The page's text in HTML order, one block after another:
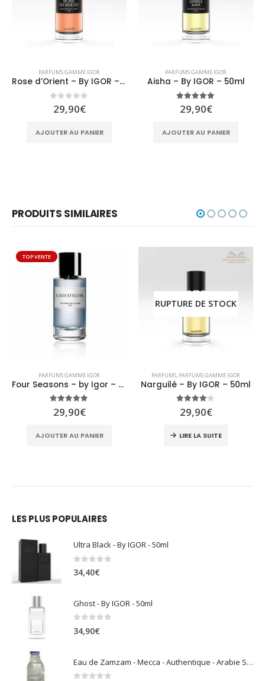
PARFUMS GAMME IGOR
Rose d’Orient – By IGOR – 50ml
0sur 5
29,90€
AJOUTER AU PANIER
PARFUMS GAMME IGOR
Aisha – By IGOR – 50ml
5.00 sur 5
29,90€
AJOUTER AU PANIER
PRODUITS SIMILAIRES
TOP VENTE
PARFUMS GAMME IGOR
Four Seasons – by Igor – 50ml
5.00 sur 5
29,90€
AJOUTER AU PANIER
RUPTURE DE STOCK
PARFUMS, PARFUMS GAMME IGOR
Narguilé – By IGOR – 50ml
4.00 sur 5
29,90€
LIRE LA SUITE
LES PLUS POPULAIRES
Ultra Black - By IGOR - 50ml
34,40€
Ghost - By IGOR - 50ml
34,90€
Eau de Zamzam - Mecca - Authentique - Arabie Saoudite - 500 ml